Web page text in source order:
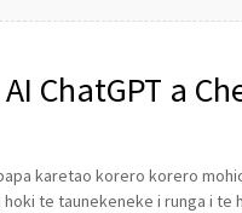
ChatGPT a
karetao korero korero
te taunekeneke i runga i